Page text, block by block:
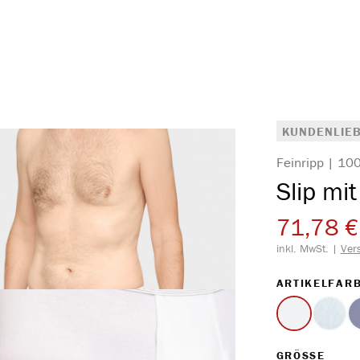
Feinripp |
Slip
71,78 €
inkl. MwSt. |
weiss
GRÖSSE